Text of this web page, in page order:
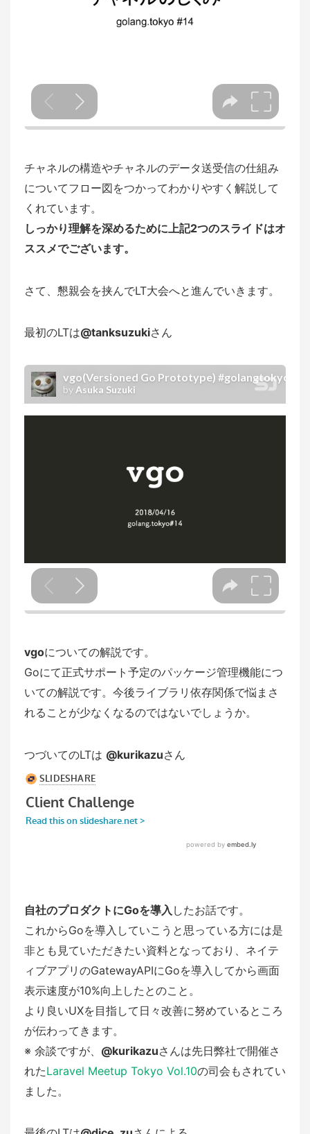
チャネルの構造やチャネルのデータ送受信の仕組み
についてフロー図をつかってわかりやすく解説して
くれています。
しっかり理解を深めるために上記2つのスライドはオ
ススメでございます。
さて、懇親会を挟んでLT大会へと進んでいきます。
最初のLTは@tanksuzukiさん
vgoについての解説です。
Goにて正式サポート予定のパッケージ管理機能につ
いての解説です。今後ライブラリ依存関係で悩まさ
れることが少なくなるのではないでしょうか。
つづいてのLTは @kurikazuさん
自社のプロダクトにGoを導入 したお話です。
これからGoを導入していこうと思っている方には是
非とも見ていただきたい資料となっており、ネイテ
ィブアプリのGatewayAPIにGoを導入してから画面
表示速度が10%向上したとのこと。
より良いUXを目指して日々改善に努めているところ
が伝わってきます。
※ 余談ですが、 @kurikazuさんは先日弊社で開催さ
れたLaravel Meetup Tokyo Vol.10の司会もされてい
ました。